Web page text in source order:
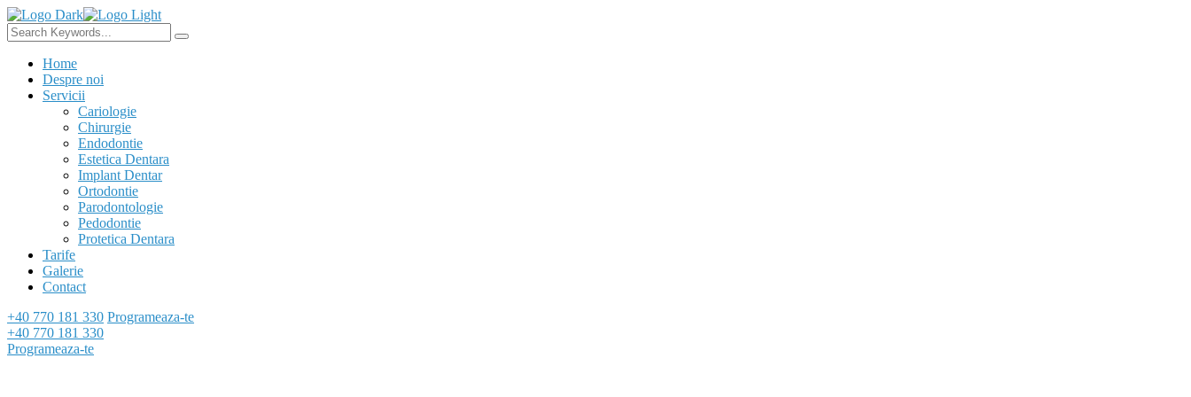
Home
Despre noi
Servicii
Cariologie
Chirurgie
Endodontie
Estetica Dentara
Implant Dentar
Ortodontie
Parodontologie
Pedodontie
Protetica Dentara
Tarife
Galerie
Contact
+40 770 181 330 Programeaza-te
+40 770 181 330
Programeaza-te